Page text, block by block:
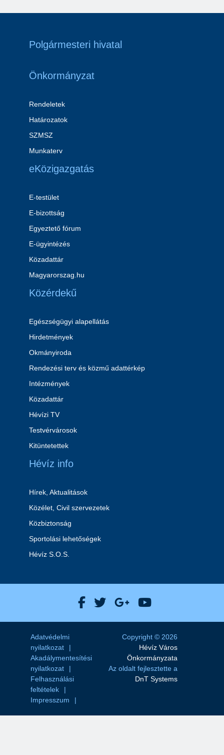
Polgármesteri hivatal
Önkormányzat
Rendeletek
Határozatok
SZMSZ
Munkaterv
eKözigazgatás
E-testület
E-bizottság
Egyeztető fórum
E-ügyintézés
Közadattár
Magyarorszag.hu
Közérdekű
Egészségügyi alapellátás
Hirdetmények
Okmányiroda
Rendezési terv és közmű adattérkép
Intézmények
Közadattár
Hévízi TV
Testvérvárosok
Kitüntetettek
Hévíz info
Hírek, Aktualitások
Közélet, Civil szervezetek
Közbiztonság
Sportolási lehetőségek
Hévíz S.O.S.
Hévíz Város Facebook
Hévíz Város X
Hévíz Város
Hévíz Város
Adatvédelmi
nyilatkozat
Akadálymentesítési
nyilatkozat
Felhasználási
feltételek
Impresszum
Copyright © 2026
Hévíz Város
Önkormányzata
Az oldalt fejlesztette a
DnT Systems